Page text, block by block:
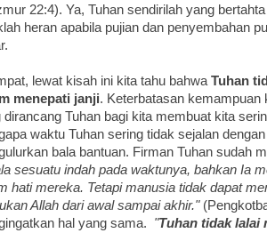
22:4). Ya, Tuhan sendirilah yang
heran apabila pujian dan penyembahan
lewat kisah ini kita tahu bahwa Tuhan
menepati janji. Keterbatasan kemampuan
dirancang Tuhan bagi kita membuat kita
waktu Tuhan sering tidak sejalan
bala bantuan. Firman Tuhan sudah
sesuatu indah pada waktunya, bahkan Ia
hati mereka. Tetapi manusia tidak dapat
Allah dari awal sampai akhir."
hal yang sama. "Tuhan tidak lalai